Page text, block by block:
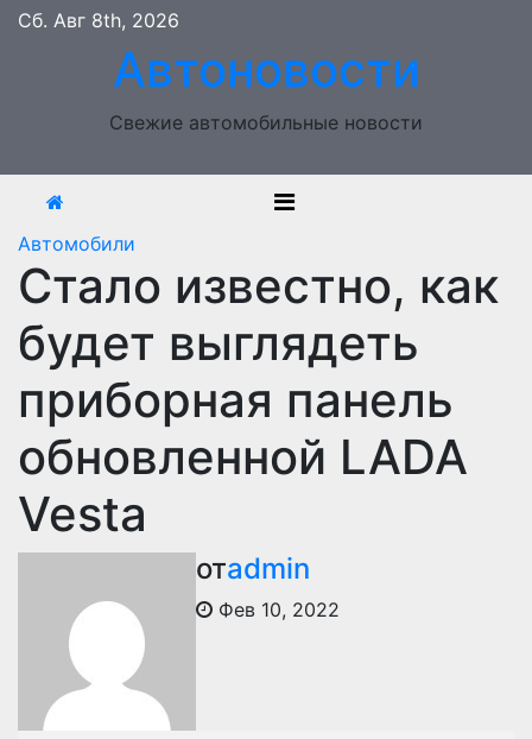
Перейти
содержимому
Сб. Авг 8th, 2026
Автоновости
Свежие автомобильные новости
Автомобили
Стало известно, как
будет выглядеть
приборная панель
обновленной LADA
Vesta
отadmin
Фев 10, 2022